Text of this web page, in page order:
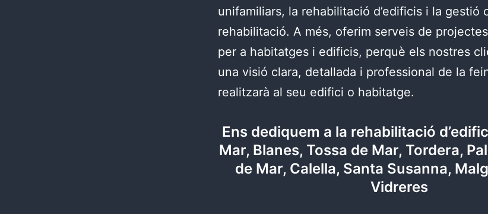
unifamiliars, la rehabilitació d’edificis i la gestió
rehabilitació. A més, oferim serveis de
per a habitatges i edificis, perquè els nostres
una visió clara, detallada i professional de la
realitzarà al seu edifici o habitatge.
Ens dediquem a la rehabilitació
Mar, Blanes, Tossa de Mar, Tordera,
de Mar, Calella, Santa Susanna,
Vidreres